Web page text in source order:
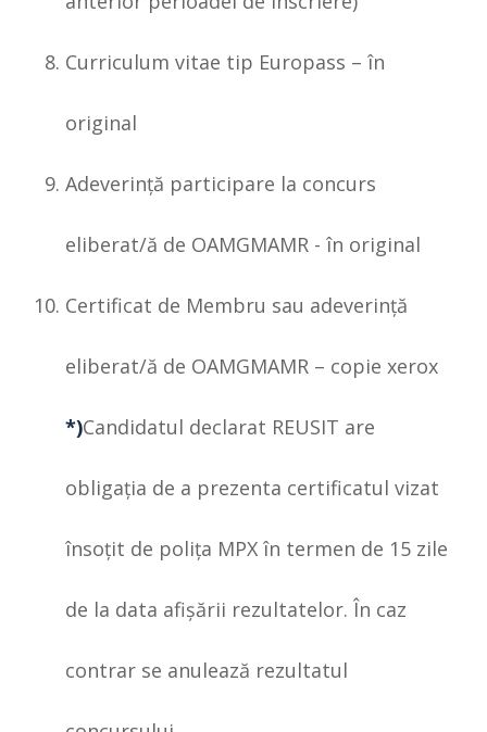
Curriculum vitae tip Europass – în
original
Adeverinţă participare la concurs
eliberat/ă de OAMGMAMR - în original
Certificat de Membru sau adeverință
eliberat/ă de OAMGMAMR – copie xerox
*)Candidatul declarat REUSIT are
obligaţia de a prezenta certificatul vizat
însoţit de poliţa MPX în termen de 15 zile
de la data afişării rezultatelor. În caz
contrar se anulează rezultatul